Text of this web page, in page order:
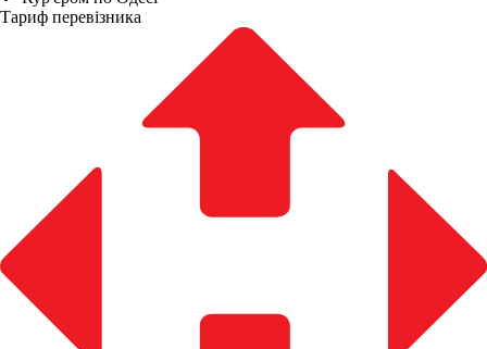
Тариф перевізника